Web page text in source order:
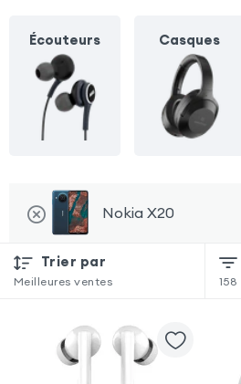
Écouteurs Casques
Nokia X20
Trier par
Meilleures ventes 158